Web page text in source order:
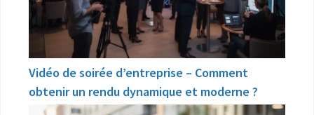
Vidéo de soirée d’entreprise – Comment
obtenir un rendu dynamique et moderne ?